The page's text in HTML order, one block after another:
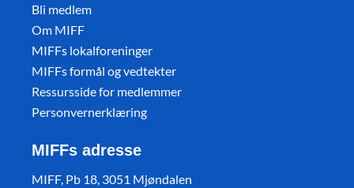
Bli medlem
Om MIFF
MIFFs lokalforeninger
MIFFs formål og vedtekter
Ressursside for medlemmer
Personvernerklæring
MIFFs adresse
MIFF, Pb 18, 3051 Mjøndalen